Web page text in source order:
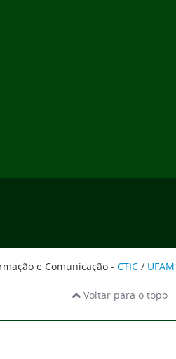
e Comunicação - CTIC / UFAM
Voltar para o topo